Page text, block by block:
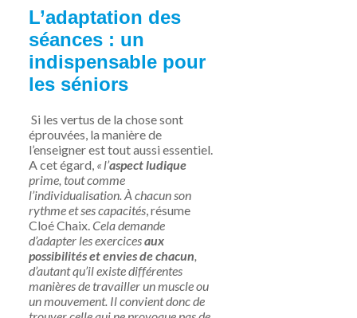
L’adaptation des
séances : un
indispensable pour
les séniors
Si les vertus de la chose sont
éprouvées, la manière de
l’enseigner est tout aussi essentiel.
A cet égard, « l’aspect ludique
prime, tout comme
l’individualisation. À chacun son
rythme et ses capacités, résume
Cloé Chaix.Cela demande
d’adapter les exercicesaux
possibilités et envies de chacun,
d’autant qu’il existe différentes
manières de travailler un muscle ou
un mouvement. Il convient donc de